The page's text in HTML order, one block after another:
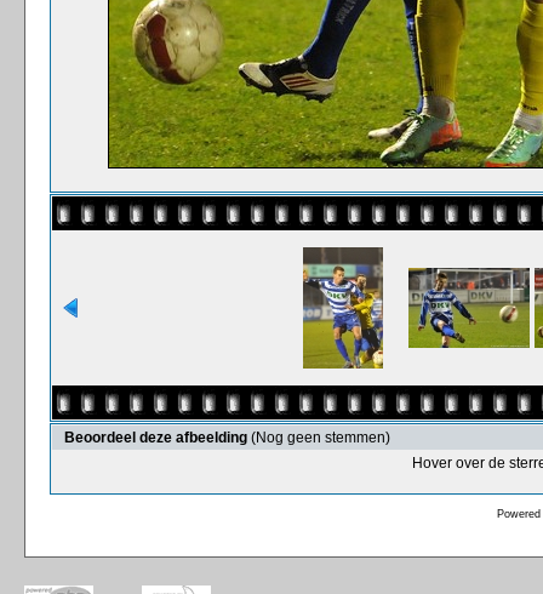
Beoordeel deze afbeelding (Nog geen stemmen)
Hover over de